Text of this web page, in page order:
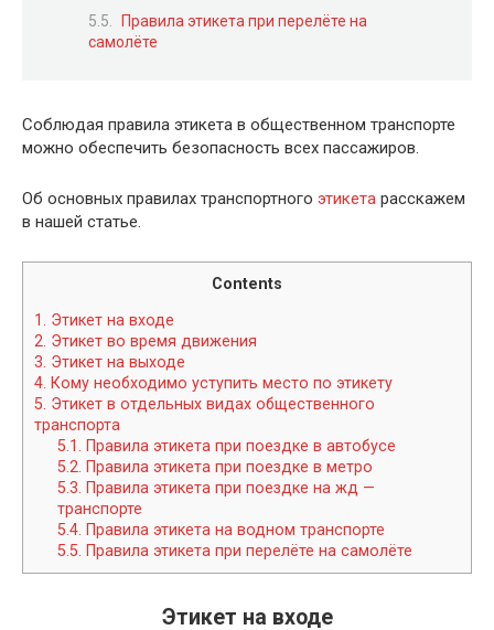
Правила этикета при перелёте на
самолёте
Соблюдая правила этикета в общественном транспорте
можно обеспечить безопасность всех пассажиров.
Об основных правилах транспортного этикета расскажем
в нашей статье.
Contents
1.
Этикет на входе
2. Этикет во время движения
3. Этикет на выходе
4. Кому необходимо уступить место по этикету
5. Этикет в отдельных видах общественного
транспорта
5.1.
Правила этикета при поездке в автобусе
5.2.
Правила этикета при поездке в метро
5.3.
Правила этикета при поездке на жд —
транспорте
5.4. Правила этикета на водном транспорте
5.5.
Правила этикета при перелёте на самолёте
Этикет на входе